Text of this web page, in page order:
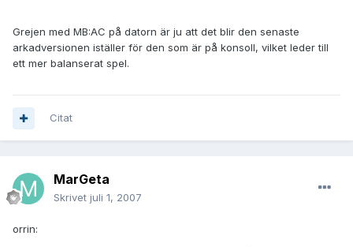
Grejen med MB:AC på datorn är ju att det blir den senaste
arkadversionen iställer för den som är på konsoll, vilket leder till
ett mer balanserat spel.
Citat
MarGeta
Skrivet juli 1, 2007
orrin: